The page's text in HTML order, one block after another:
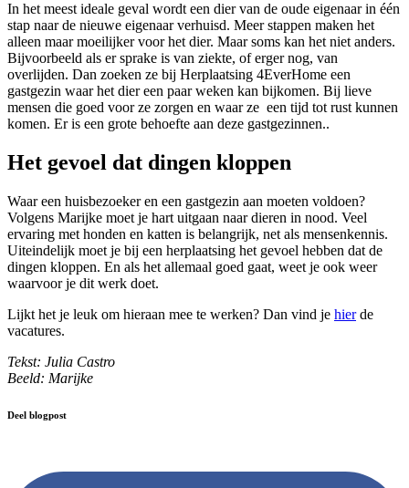
In het meest ideale geval wordt een dier van de oude eigenaar in één
stap naar de nieuwe eigenaar verhuisd. Meer stappen maken het
alleen maar moeilijker voor het dier. Maar soms kan het niet anders.
Bijvoorbeeld als er sprake is van ziekte, of erger nog, van
overlijden. Dan zoeken ze bij Herplaatsing 4EverHome een
gastgezin waar het dier een paar weken kan bijkomen. Bij lieve
mensen die goed voor ze zorgen en waar ze een tijd tot rust kunnen
komen. Er is een grote behoefte aan deze gastgezinnen..
Het gevoel dat dingen kloppen
Waar een huisbezoeker en een gastgezin aan moeten voldoen?
Volgens Marijke moet je hart uitgaan naar dieren in nood. Veel
ervaring met honden en katten is belangrijk, net als mensenkennis.
Uiteindelijk moet je bij een herplaatsing het gevoel hebben dat de
dingen kloppen. En als het allemaal goed gaat, weet je ook weer
waarvoor je dit werk doet.
Lijkt het je leuk om hieraan mee te werken? Dan vind je hierde
vacatures.
Tekst: Julia Castro
Beeld: Marijke
Deel blogpost